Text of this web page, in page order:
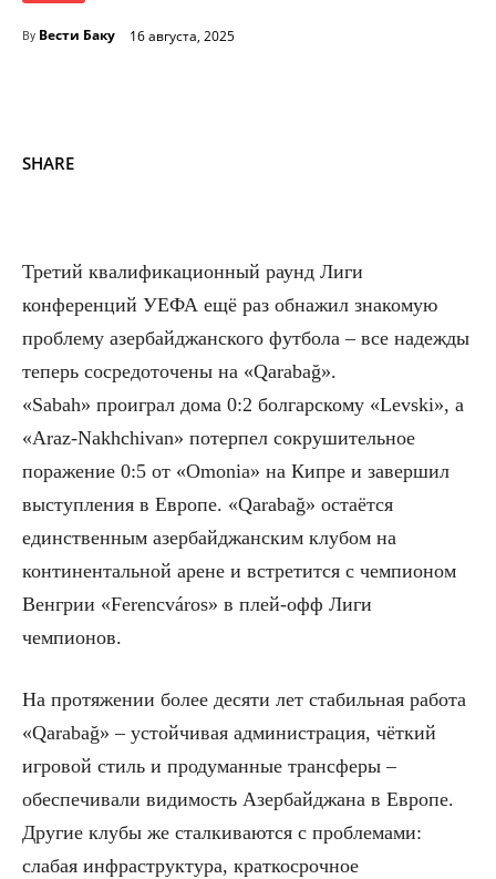
By Вести Баку 16 августа, 2025
SHARE
Третий квалификационный раунд Лиги
конференций УЕФА ещё раз обнажил знакомую
проблему азербайджанского футбола – все надежды
теперь сосредоточены на «Qarabağ».
«Sabah» проиграл дома 0:2 болгарскому «Levski», а
«Araz-Nakhchivan» потерпел сокрушительное
поражение 0:5 от «Omonia» на Кипре и завершил
выступления в Европе. «Qarabağ» остаётся
единственным азербайджанским клубом на
континентальной арене и встретится с чемпионом
Венгрии «Ferencváros» в плей-офф Лиги
чемпионов.
На протяжении более десяти лет стабильная работа
«Qarabağ» – устойчивая администрация, чёткий
игровой стиль и продуманные трансферы –
обеспечивали видимость Азербайджана в Европе.
Другие клубы же сталкиваются с проблемами:
слабая инфраструктура, краткосрочное